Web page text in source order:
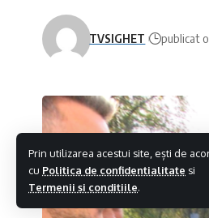
Prin utilizarea acestui site, ești de
cu Politica de confidentialitate si
Termenii si conditiile.
TVSIGHET publicat